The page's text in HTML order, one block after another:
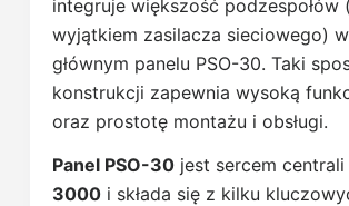
integruje większość podzespołów
wyjątkiem zasilacza sieciowego)
głównym panelu PSO-30. Taki
konstrukcji zapewnia wysoką
oraz prostotę montażu i obsługi.
Panel PSO-30jest sercem centrali
3000i składa się z kilku